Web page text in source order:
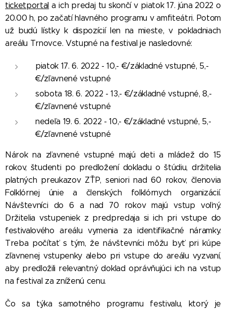
ticketportal a ich predaj tu skončí v piatok 17. júna 2022 o
20.00 h, po začatí hlavného programu v amfiteátri. Potom
už budú lístky k dispozícií len na mieste, v pokladniach
areálu Trnovce. Vstupné na festival je nasledovné:
piatok 17. 6. 2022 - 10,- €/základné vstupné, 5,-
€/zľavnené vstupné
sobota 18. 6. 2022 - 13,- €/základné vstupné, 8,-
€/zľavnené vstupné
nedeľa 19. 6. 2022 - 10,- €/základné vstupné, 5,-
€/zľavnené vstupné
Nárok na zľavnené vstupné majú deti a mládež do 15
rokov, študenti po predložení dokladu o štúdiu, držitelia
platných preukazov ZŤP, seniori nad 60 rokov, členovia
Folklórnej únie a členských folklórnych organizácií.
Návštevníci do 6 a nad 70 rokov majú vstup voľný.
Držitelia vstupeniek z predpredaja si ich pri vstupe do
festivalového areálu vymenia za identifikačné náramky.
Treba počítať s tým, že návštevníci môžu byť pri kúpe
zľavnenej vstupenky alebo pri vstupe do areálu vyzvaní,
aby predložili relevantný doklad oprávňujúci ich na vstup
na festival za zníženú cenu.
Čo sa týka samotného programu festivalu, ktorý je